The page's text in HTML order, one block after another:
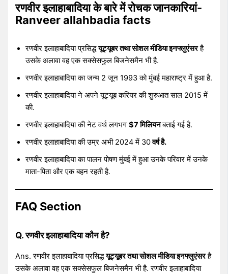
रणवीर इलाहाबादिया के बारे में रोचक जानकारियां-
Ranveer allahbadia facts
रणवीर इलाहाबादिया प्रसिद्धयूट्यूबर तथा सोशल मीडिया इनफ्लुएंसरहै
उसके अलावा वह एक सक्सेसफुल बिजनेसमैन भी है.
रणवीर इलाहाबादिया का जन्म 2 जून 1993 को मुंबई महाराष्ट्र में हुआ है.
रणवीर इलाहाबादिया ने अपने यूट्यूब करियर की शुरुआत साल 2015 में
की.
रणवीर इलाहाबादिया की नेट वर्थ लगभग$7 मिलियनबताई गई है.
रणवीर इलाहाबादिया की उम्र अभी 2024 में 30वर्ष है.
रणवीर इलाहाबादिया का पालन पोषण मुंबई में हुआ उनके परिवार में उनके
माता-पिता और एक बहन रहती है.
FAQ Section
Q. रणवीर इलाहाबादिया कौन है?
Ans. रणवीर इलाहाबादिया प्रसिद्धयूट्यूबर तथा सोशल मीडिया इनफ्लुएंसरहै
उसके अलावा वह एक सक्सेसफुल बिजनेसमैन भी है. रणवीर इलाहाबादिया